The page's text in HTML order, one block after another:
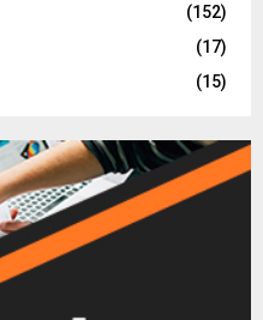
(152)
(17)
(15)